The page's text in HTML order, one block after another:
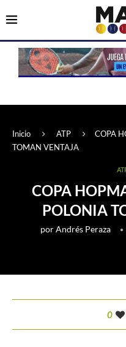
Inicio ATP
COPA
TOMAN VENTAJA
COPA
POLONIA
porAndrés Peraza
0